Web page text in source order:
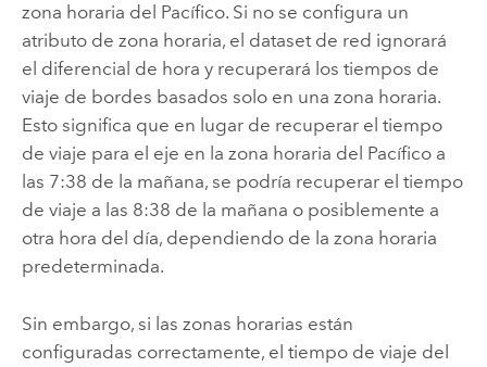
zona horaria del Pacífico. Si no se configura un
atributo de zona horaria, el dataset de red ignorará
el diferencial de hora y recuperará los tiempos de
viaje de bordes basados solo en una zona horaria.
Esto significa que en lugar de recuperar el tiempo
de viaje para el eje en la zona horaria del Pacífico a
las 7:38 de la mañana, se podría recuperar el tiempo
de viaje a las 8:38 de la mañana o posiblemente a
otra hora del día, dependiendo de la zona horaria
predeterminada.
Sin embargo, si las zonas horarias están
configuradas correctamente, el tiempo de viaje del